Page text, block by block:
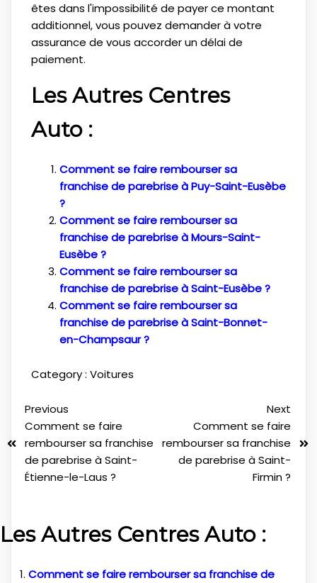
êtes dans l'impossibilité de payer ce montant
additionnel, vous pouvez demander à votre
assurance de vous accorder un délai de
paiement.
Les Autres Centres
Auto :
Comment se faire rembourser sa
franchise de parebrise à Puy-Saint-Eusèbe
?
Comment se faire rembourser sa
franchise de parebrise à Mours-Saint-
Eusèbe ?
Comment se faire rembourser sa
franchise de parebrise à Saint-Eusèbe ?
Comment se faire rembourser sa
franchise de parebrise à Saint-Bonnet-
en-Champsaur ?
Category : Voitures
Previous
Comment se faire
rembourser sa franchise
de parebrise à Saint-
Étienne-le-Laus ?
Next
Comment se faire
rembourser sa franchise
de parebrise à Saint-
Firmin ?
Les Autres Centres Auto :
Comment se faire rembourser sa franchise de